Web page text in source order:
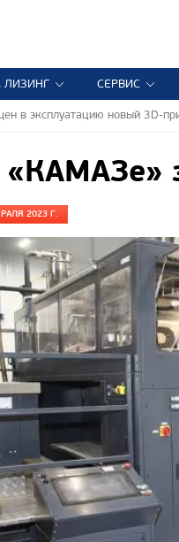
ЛИЗИНГ СЕРВИС
в эксплуатацию новый 3D-
2023 Г.